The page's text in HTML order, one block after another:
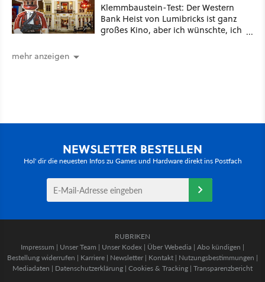
Klemmbaustein-Test: Der Western
Bank Heist von Lumibricks ist ganz
großes Kino, aber ich wünschte, ich
mehr anzeigen
NEWSLETTER BESTELLEN
Hol' dir die neuesten Infos zu Games und Hardware direkt ins Postfach
RUBRIKEN
Impressum | Unser Team | Unser Kodex | Über Webedia | Abo kündigen |
Bestellung widerrufen | Karriere | Newsletter | Kontakt | Nutzungsbestimmungen |
Mediadaten | Datenschutzerklärung | Cookies & Tracking | Transparenzbericht